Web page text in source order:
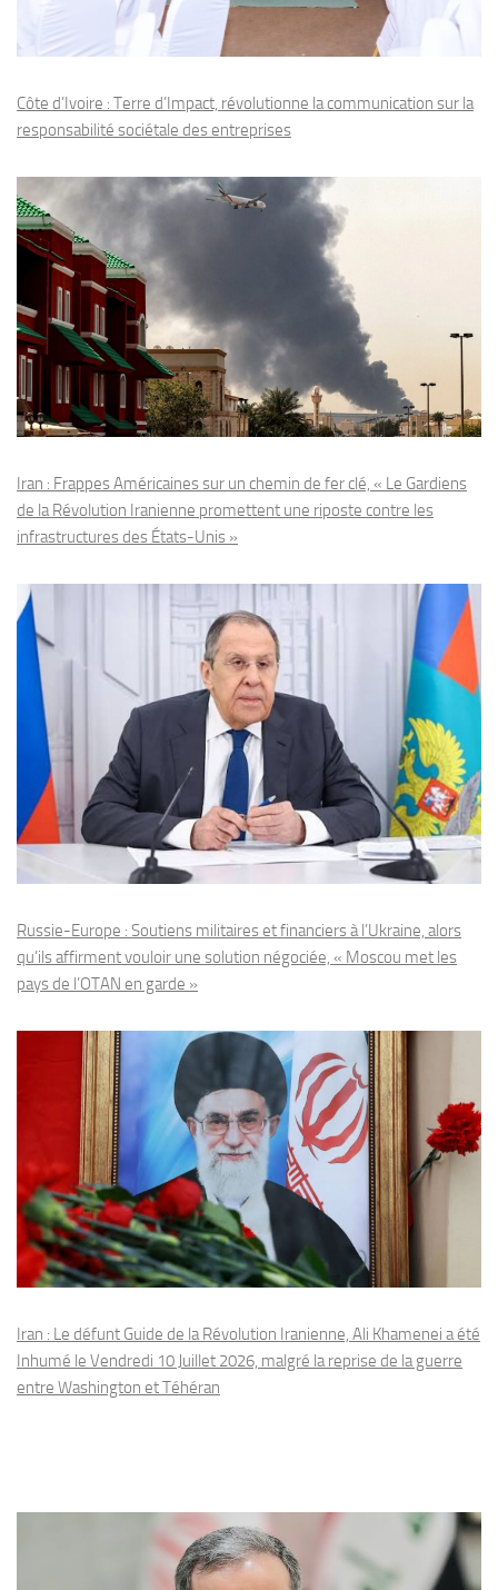
Côte d’Ivoire : Terre d’Impact, révolutionne la communication sur la
responsabilité sociétale des entreprises
Iran : Frappes Américaines sur un chemin de fer clé, « Le Gardiens
de la Révolution Iranienne promettent une riposte contre les
infrastructures des États-Unis »
Russie-Europe : Soutiens militaires et financiers à l’Ukraine, alors
qu’ils affirment vouloir une solution négociée, « Moscou met les
pays de l’OTAN en garde »
Iran : Le défunt Guide de la Révolution Iranienne, Ali Khamenei a été
Inhumé le Vendredi 10 Juillet 2026, malgré la reprise de la guerre
entre Washington et Téhéran